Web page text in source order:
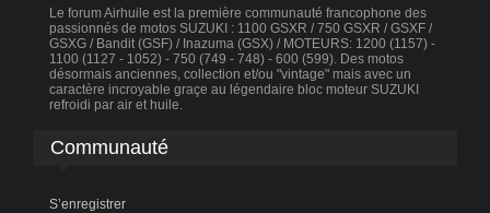
Le forum Airhuile est la première communauté francophone des
passionnés de motos SUZUKI : 1100 GSXR / 750 GSXR / GSXF /
GSXG / Bandit (GSF) / Inazuma (GSX) / MOTEURS: 1200 (1157) -
1100 (1127 - 1052) - 750 (749 - 748) - 600 (599). Des motos
désormais anciennes, collection et/ou "vintage" mais avec un
caractère incroyable graçe au légendaire bloc moteur SUZUKI
refroidi par air et huile.
Communauté
S’enregistrer